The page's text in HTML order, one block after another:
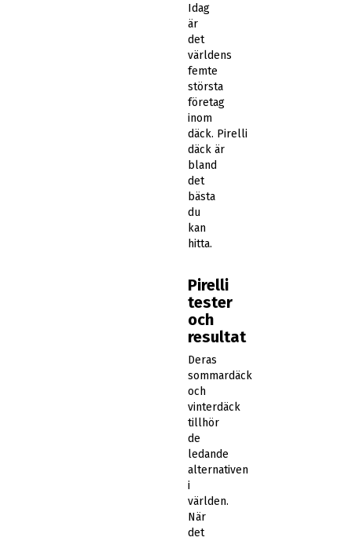
Idag
är
det
världens
femte
största
företag
inom
däck. Pirelli
däck är
bland
det
bästa
du
kan
hitta.
Pirelli
tester
och
resultat
Deras
sommardäck
och
vinterdäck
tillhör
de
ledande
alternativen
i
världen.
När
det